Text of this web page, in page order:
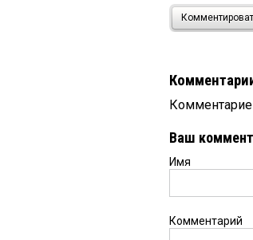
Ваш
Имя
Комментарий